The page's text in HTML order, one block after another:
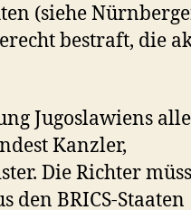
(siehe
bestraft, die
Jugoslawiens alle
Kanzler,
Die Richter
den BRICS-Staaten